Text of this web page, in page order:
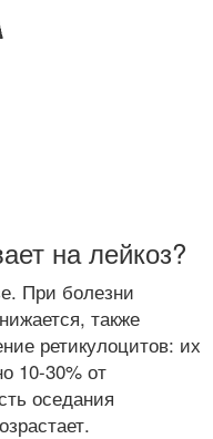
на лейкоз?
При болезни
также
ретикулоцитов: их
10-30% от
оседания